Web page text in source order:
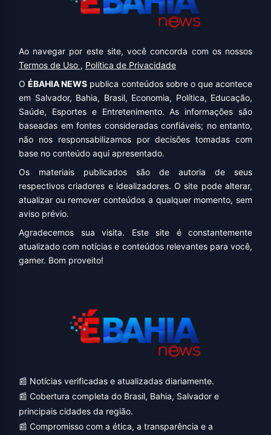
Ao navegar por este site, você concorda com os nossos
Termos de Uso , Política de Privacidade
OÉBAHIA NEWS publica conteúdos sobre o que acontece
em Salvador, Bahia, Brasil, Economia, Política, Educação,
Saúde, Esportes e Entretenimento. As informações são
baseadas em fontes consideradas confiáveis; no entanto,
não nos responsabilizamos por decisões tomadas com
base no conteúdo aqui apresentado.
Os materiais publicados são de autoria de seus
respectivos criadores e idealizadores. O site pode alterar,
atualizar ou remover conteúdos a qualquer momento, sem
aviso prévio.
Agradecemos sua visita. Este site é constantemente
atualizado com notícias e conteúdos relevantes para você,
gamer. Bom proveito!
📰 Notícias verificadas e atualizadas diariamente.
📰 Cobertura completa do Brasil, Bahia, Salvador e
principais cidades da região.
📰 Compromisso com a ética, a transparência e a